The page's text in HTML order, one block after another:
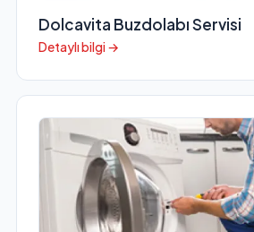
Dolcavita Buzdolabı Servisi
Detaylı bilgi →